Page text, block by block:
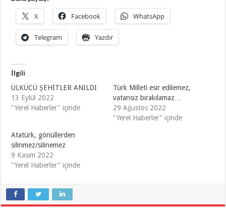
X Facebook WhatsApp
Telegram Yazdır
İlgili
ÜLKÜCÜ ŞEHİTLER ANILDI
13 Eylül 2022
"Yerel Haberler" içinde
Türk Milleti esir edilemez,
vatansız bırakılamaz…
29 Ağustos 2022
"Yerel Haberler" içinde
Atatürk, gönüllerden
silinmez/silinemez
9 Kasım 2022
"Yerel Haberler" içinde